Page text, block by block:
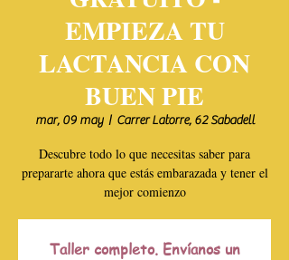
EMPIEZA TU
LACTANCIA CON
BUEN PIE
mar, 09 may
  |
Carrer Latorre, 62 Sabadell
Descubre todo lo que necesitas saber para
prepararte ahora que estás embarazada y tener el
mejor comienzo
Taller completo. Envíanos un